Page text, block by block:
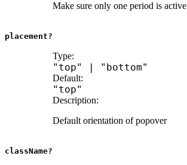
Make sure only one period is
placement?
Type:
"top" "bottom"
Default:
"top"
Description:
Default orientation of popover
className?